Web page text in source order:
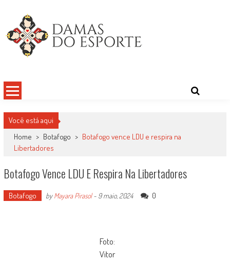
content
Você está aqui
Home > Botafogo > Botafogo vence LDU e respira na
Libertadores
Botafogo Vence LDU E Respira Na Libertadores
Botafogo byMayara Pirasol- 9 maio, 2024 0
Foto:
Vitor